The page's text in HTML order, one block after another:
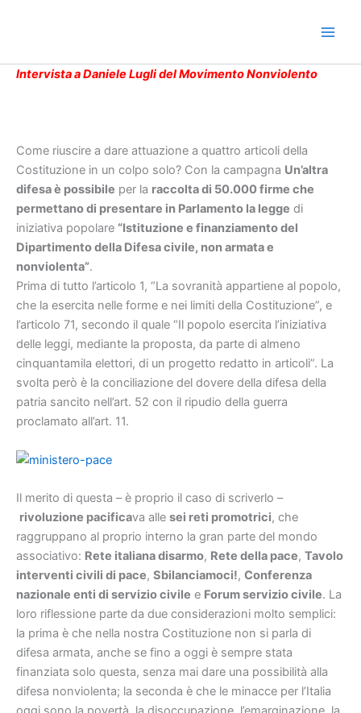
Intervista a Daniele Lugli del Movimento Nonviolento
Come riuscire a dare attuazione a quattro articoli della
Costituzione in un colpo solo? Con la campagna Un’altra
difesa è possibile per la raccolta di 50.000 firme che
permettano di presentare in Parlamento la legge di
iniziativa popolare “Istituzione e finanziamento del
Dipartimento della Difesa civile, non armata e
nonviolenta”.
Prima di tutto l’articolo 1, “La sovranità appartiene al popolo,
che la esercita nelle forme e nei limiti della Costituzione”, e
l’articolo 71, secondo il quale “Il popolo esercita l’iniziativa
delle leggi, mediante la proposta, da parte di almeno
cinquantamila elettori, di un progetto redatto in articoli”. La
svolta però è la conciliazione del dovere della difesa della
patria sancito nell’art. 52 con il ripudio della guerra
proclamato all’art. 11.
Il merito di questa – è proprio il caso di scriverlo –
rivoluzione pacificava alle sei reti promotrici, che
raggruppano al proprio interno la gran parte del mondo
associativo: Rete italiana disarmo, Rete della pace, Tavolo
interventi civili di pace, Sbilanciamoci!, Conferenza
nazionale enti di servizio civile e Forum servizio civile. La
loro riflessione parte da due considerazioni molto semplici:
la prima è che nella nostra Costituzione non si parla di
difesa armata, anche se fino a oggi è sempre stata
finanziata solo questa, senza mai dare una possibilità alla
difesa nonviolenta; la seconda è che le minacce per l’Italia